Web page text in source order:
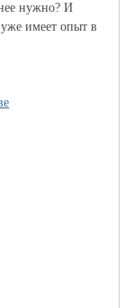
нужно? И
уже имеет опыт в